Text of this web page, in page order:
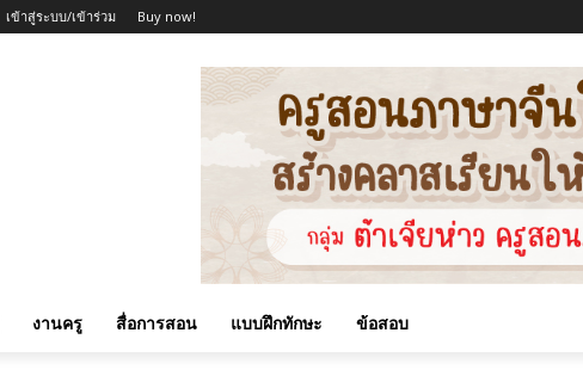
เข้าสู่ระบบ/เข้าร่วม Buy now!
งานครู สื่อการสอน แบบฝึกทักษะ ข้อสอบ